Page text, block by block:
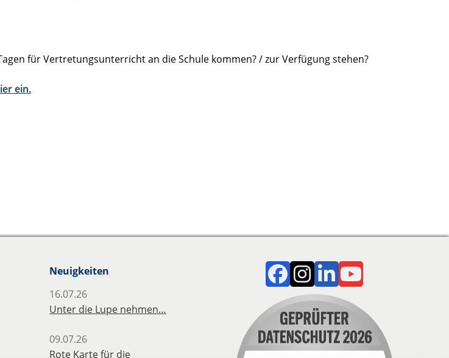
für Vertretungsunterricht an die Schule kommen? / zur Verfügung stehen?
ein.
Neuigkeiten
16.07.26
Unter die Lupe nehmen…
09.07.26
Rote Karte für die